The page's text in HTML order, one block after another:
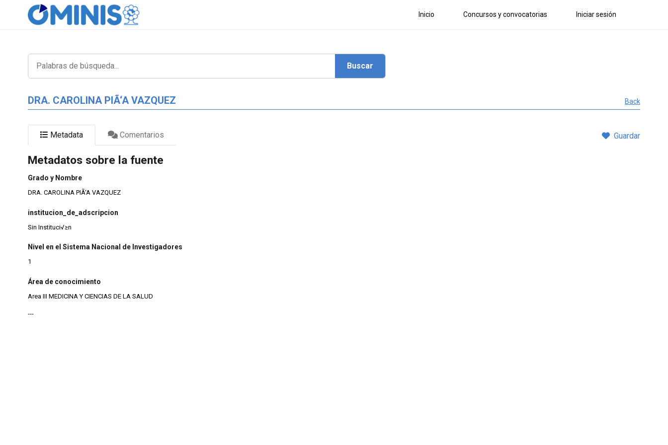
Inicio Concursos y convocatorias Iniciar sesión
DRA. CAROLINA PIÃ‘A VAZQUEZ Back
Metadata Comentarios Guardar
Metadatos sobre la fuente
Grado y Nombre
DRA. CAROLINA PIÃ‘A VAZQUEZ
institucion_de_adscripcion
Sin Instituci√≥n
Nivel en el Sistema Nacional de Investigadores
1
Área de conocimiento
Area III MEDICINA Y CIENCIAS DE LA SALUD
---